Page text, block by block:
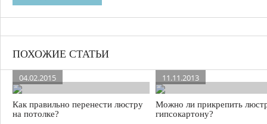
ПОХОЖИЕ СТАТЬИ
04.02.2015
Как правильно перенести люстру
на потолке?
11.11.2013
Можно ли прикрепить
гипсокартону?